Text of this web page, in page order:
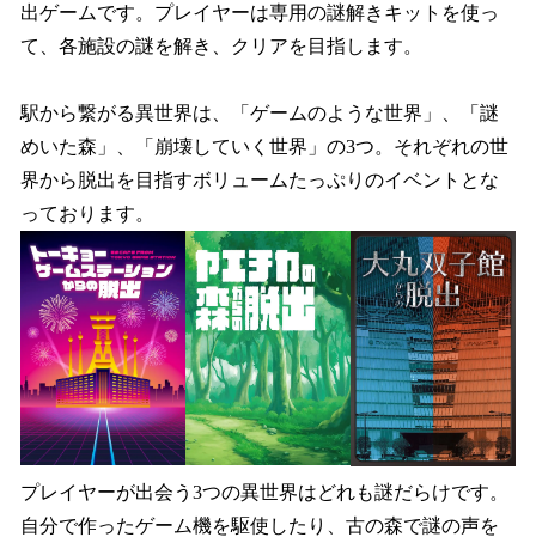
出ゲームです。プレイヤーは専用の謎解きキットを使っ
て、各施設の謎を解き、クリアを目指します。
駅から繋がる異世界は、「ゲームのような世界」、「謎
めいた森」、「崩壊していく世界」の3つ。それぞれの世
界から脱出を目指すボリュームたっぷりのイベントとな
っております。
プレイヤーが出会う3つの異世界はどれも謎だらけです。
自分で作ったゲーム機を駆使したり、古の森で謎の声を